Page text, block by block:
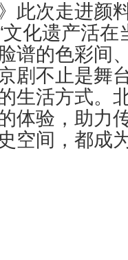
此次走进颜
文化遗产活在
谱的色彩间
剧不止是舞
生活方式。
体验，助力
空间，都成